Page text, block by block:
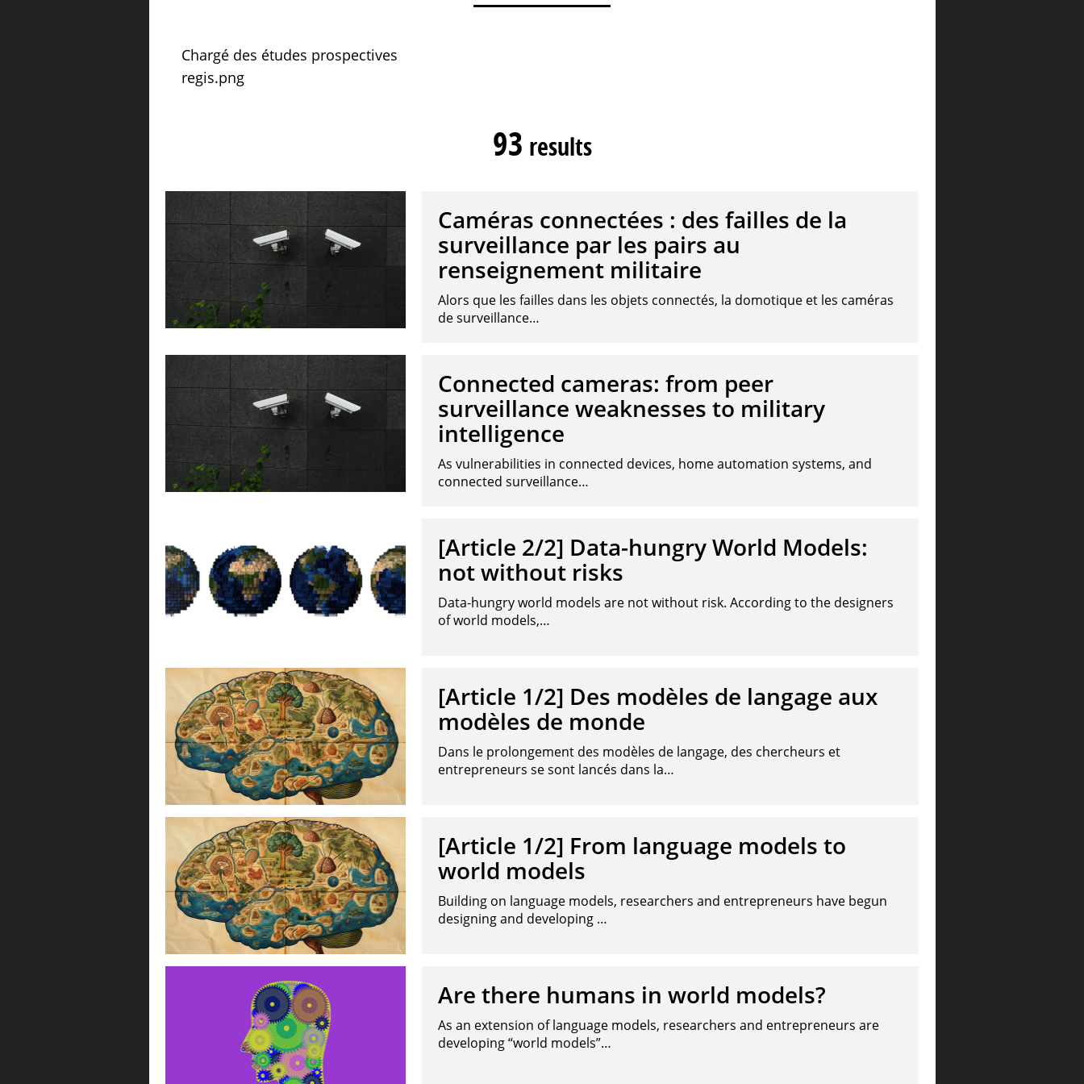
Chargé des études prospectives
regis.png
93 results
Caméras connectées : des failles de la
surveillance par les pairs au
renseignement militaire
Alors que les failles dans les objets connectés, la domotique et les caméras
de surveillance…
Connected cameras: from peer
surveillance weaknesses to military
intelligence
As vulnerabilities in connected devices, home automation systems, and
connected surveillance…
[Article 2/2] Data-hungry World Models:
not without risks
Data-hungry world models are not without risk. According to the designers
of world models,…
[Article 1/2] Des modèles de langage aux
modèles de monde
Dans le prolongement des modèles de langage, des chercheurs et
entrepreneurs se sont lancés dans la…
[Article 1/2] From language models to
world models
Building on language models, researchers and entrepreneurs have begun
designing and developing …
Are there humans in world models?
As an extension of language models, researchers and entrepreneurs are
developing “world models”…